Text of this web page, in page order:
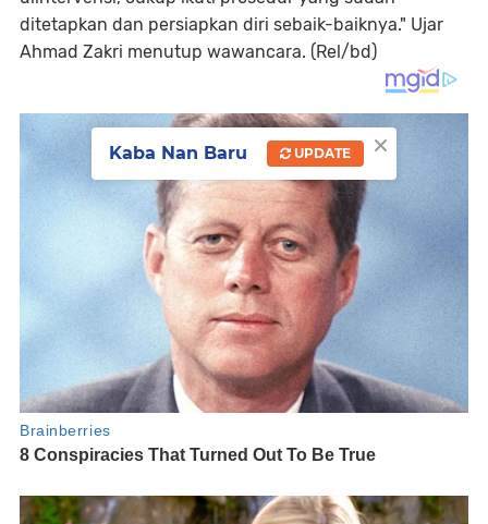
ditetapkan dan persiapkan diri sebaik-baiknya." Ujar
Ahmad Zakri menutup wawancara. (Rel/bd)
×
Kaba Nan Baru UPDATE